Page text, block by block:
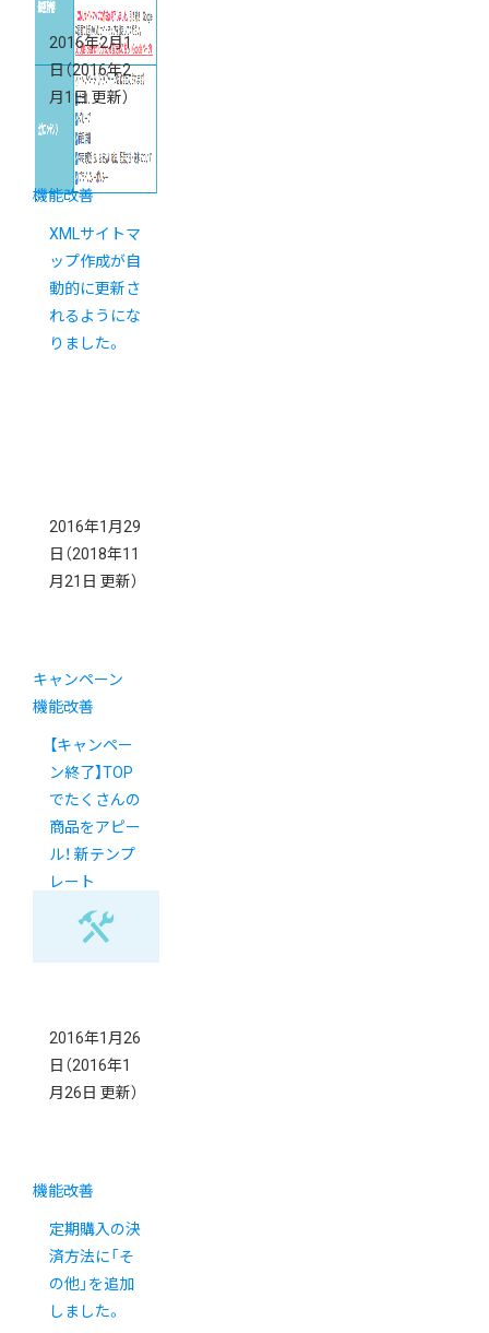
2016年2月1
日（2016年2
月1日 更新）
機能改善
XMLサイトマ
ップ作成が自
動的に更新さ
れるようにな
りました。
2016年1月29
日 （2018年11
月21日 更新）
キャンペーン
機能改善
【キャンペー
ン終了】TOP
でたくさんの
商品をアピー
ル！ 新テンプ
レート
「MANY」のご
2016年1月26
日 （2016年1
月26日 更新）
機能改善
定期購入の決
済方法に「そ
の他」を追加
しました。